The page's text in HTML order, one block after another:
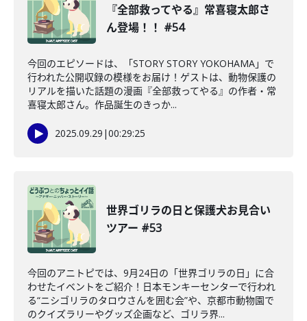
『全部救ってやる』常喜寝太郎さ
ん登場！！ #54
今回のエピソードは、「STORY STORY YOKOHAMA」で
行われた公開収録の模様をお届け！ゲストは、動物保護の
リアルを描いた話題の漫画『全部救ってやる』の作者・常
喜寝太郎さん。作品誕生のきっか...
2025.09.29 |00:29:25
世界ゴリラの日と保護犬お見合い
ツアー #53
今回のアニトピでは、9月24日の「世界ゴリラの日」に合
わせたイベントをご紹介！日本モンキーセンターで行われ
る“ニシゴリラのタロウさんを囲む会”や、京都市動物園で
のクイズラリーやグッズ企画など、ゴリラ界...